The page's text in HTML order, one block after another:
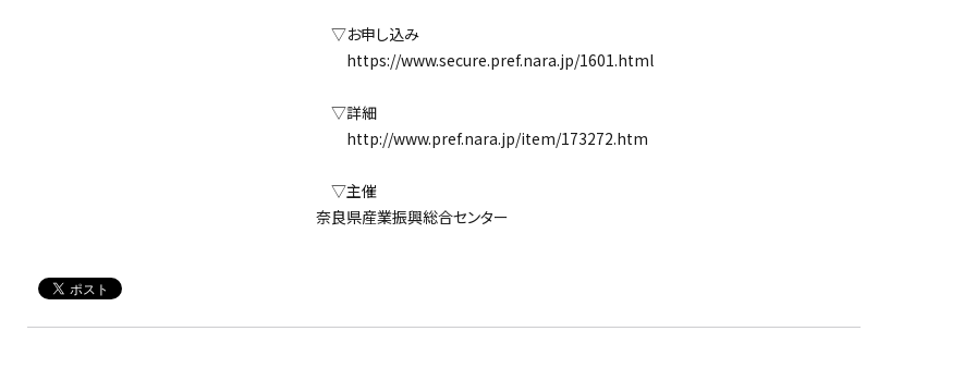
▽お申し込み
https://www.secure.pref.nara.jp/1601.html
▽詳細
http://www.pref.nara.jp/item/173272.htm
▽主催
奈良県産業振興総合センター